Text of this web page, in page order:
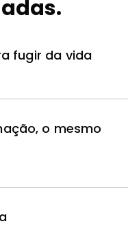
fugir da vida
o mesmo